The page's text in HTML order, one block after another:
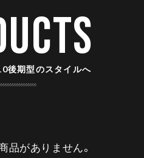
後期型のスタイルへ
品がありません。